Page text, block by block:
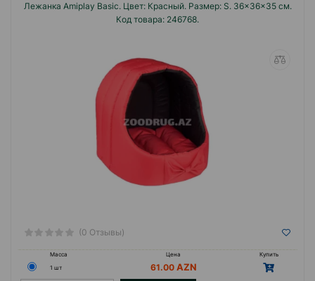
Лежанка Amiplay Basic. Цвет: Красный. Размер: S. 36x36x35 см.
Код товара: 246768.
(0 Отзывы)
Масса Цена
Купить
1 шт
61.00